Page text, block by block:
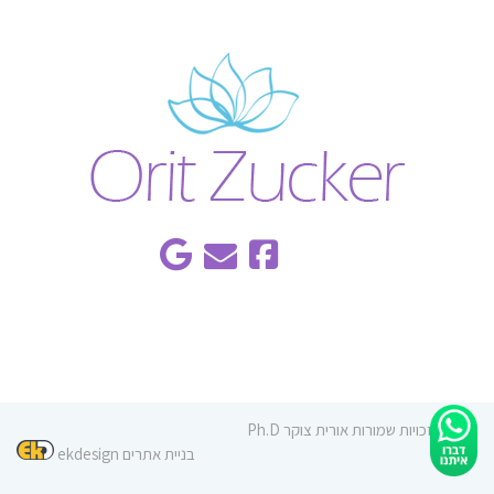
© כל הזכויות שמורות אורית צוקר Ph.D
בניית אתרים ekdesign